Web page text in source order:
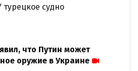
судно
что Путин может
оружие в Украине